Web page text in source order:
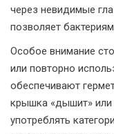
через невидимые
позволяет
Особое внимание
или повторно
обеспечивают
крышка «дышит» или
употреблять